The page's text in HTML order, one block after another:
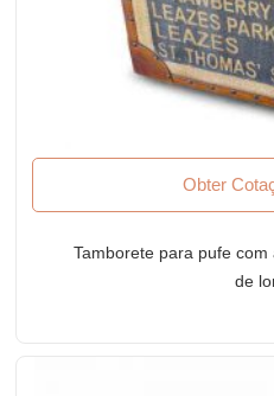
Obter
Tamborete para pufe
de